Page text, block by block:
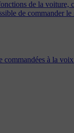
de la
de commander
à la